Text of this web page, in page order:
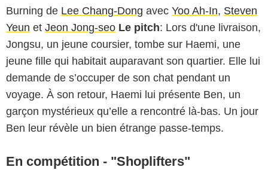
Burning de Lee Chang-Dong avec Yoo Ah-In, Steven
Yeun et Jeon Jong-seo Le pitch: Lors d'une livraison,
Jongsu, un jeune coursier, tombe sur Haemi, une
jeune fille qui habitait auparavant son quartier. Elle lui
demande de s’occuper de son chat pendant un
voyage. À son retour, Haemi lui présente Ben, un
garçon mystérieux qu’elle a rencontré là-bas. Un jour
Ben leur révèle un bien étrange passe-temps.
En compétition - "Shoplifters"